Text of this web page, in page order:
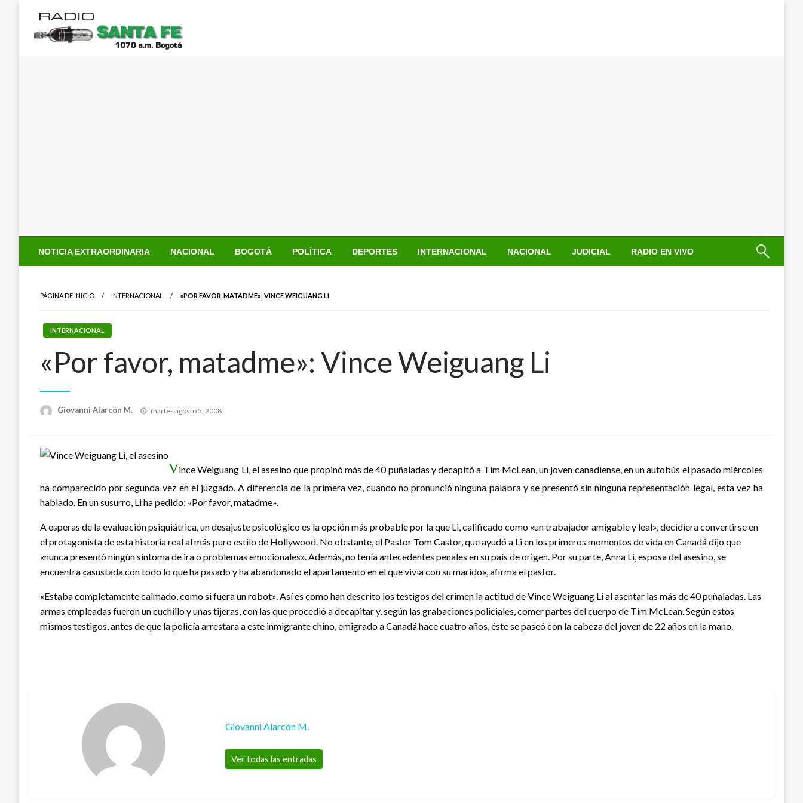
contenido
NOTICIA EXTRAORDINARIA NACIONAL BOGOTÁ POLÍTICA DEPORTES INTERNACIONAL NACIONAL JUDICIAL RADIO EN VIVO
PÁGINA DE INICIO INTERNACIONAL «POR FAVOR, MATADME»: VINCE WEIGUANG LI
INTERNACIONAL
«Por favor, matadme»: Vince Weiguang Li
Giovanni Alarcón M.
Publicado
martes agosto 5, 2008
Vince Weiguang Li, el asesino que propinó más de 40 puñaladas y decapitó a Tim McLean, un joven canadiense, en un autobús el pasado miércoles
ha comparecido por segunda vez en el juzgado. A diferencia de la primera vez, cuando no pronunció ninguna palabra y se presentó sin ninguna representación legal, esta vez ha
hablado. En un susurro, Li ha pedido: «Por favor, matadme».
A esperas de la evaluación psiquiátrica, un desajuste psicológico es la opción más probable por la que Li, calificado como «un trabajador amigable y leal», decidiera convertirse en
el protagonista de esta historia real al más puro estilo de Hollywood. No obstante, el Pastor Tom Castor, que ayudó a Li en los primeros momentos de vida en Canadá dijo que
«nunca presentó ningún síntoma de ira o problemas emocionales». Además, no tenía antecedentes penales en su país de origen. Por su parte, Anna Li, esposa del asesino, se
encuentra «asustada con todo lo que ha pasado y ha abandonado el apartamento en el que vivía con su marido», afirma el pastor.
«Estaba completamente calmado, como si fuera un robot». Así es como han descrito los testigos del crimen la actitud de Vince Weiguang Li al asentar las más de 40 puñaladas. Las
armas empleadas fueron un cuchillo y unas tijeras, con las que procedió a decapitar y, según las grabaciones policiales, comer partes del cuerpo de Tim McLean. Según estos
mismos testigos, antes de que la policía arrestara a este inmigrante chino, emigrado a Canadá hace cuatro años, éste se paseó con la cabeza del joven de 22 años en la mano.
Giovanni Alarcón M.
Ver todas las entradas